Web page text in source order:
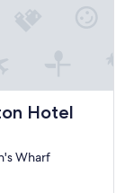
Hotel
Wharf